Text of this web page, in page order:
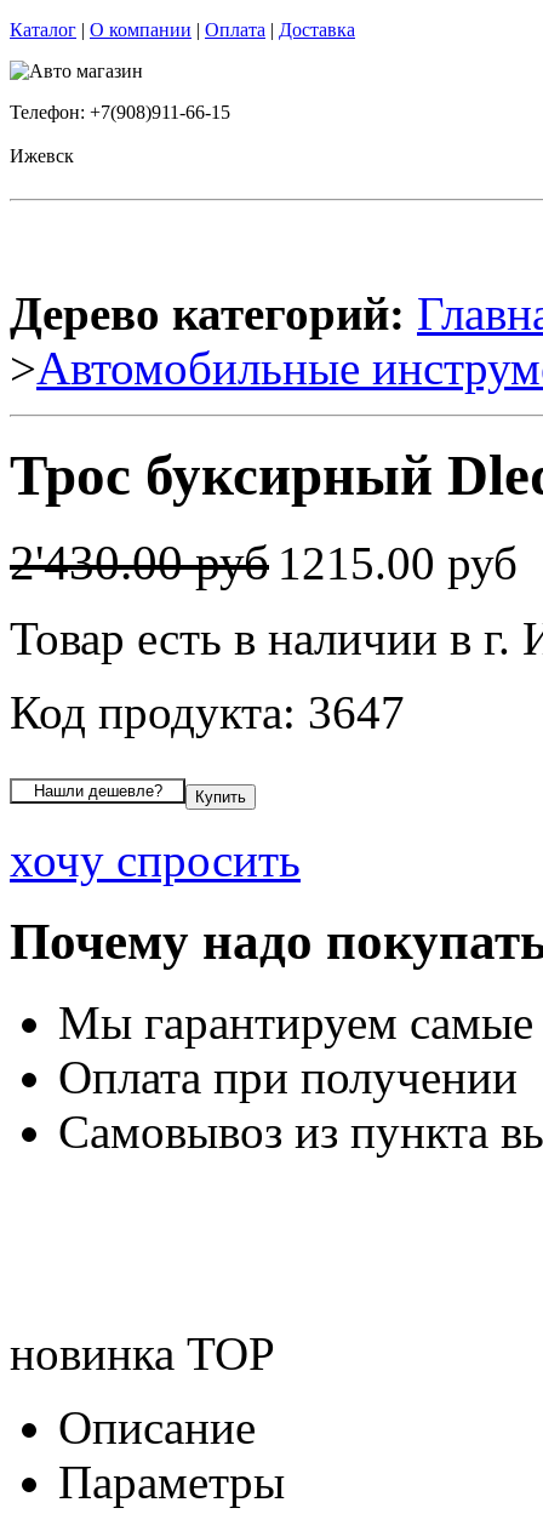
Каталог | О компании | Оплата | Доставка
Телефон: +7(908)911-66-15
Ижевск
Дерево категорий:
>Автомобильные
Трос буксирный
2'430.00 руб 1215.00 руб
Товар есть в наличии в г.
Код продукта: 3647
хочу спросить
Почему надо
Мы гарантируем
Оплата при получении
Самовывоз из пункта
новинка TOP
Описание
Параметры